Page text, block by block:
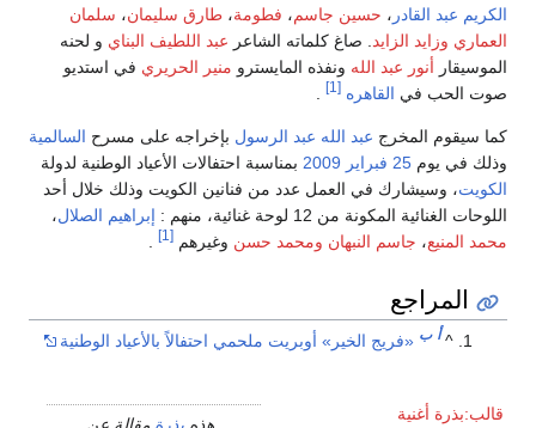
الكريم عبد القادر ، حسين جاسم، فطومة، طارق سليمان، سلمان
العماري وزايد الزايد . صاغ كلماته الشاعر عبد اللطيف البناي و لحنه
الموسيقار أنور عبد الله ونفذه المايسترو منير الحريري في استديو
صوت الحب في القاهره [1]
كما سيقوم المخرج عبد الله عبد الرسول بإخراجه على مسرح السالمية
وذلك في يوم 25 فبراير 2009 بمناسبة احتفالات الأعياد الوطنية لدولة
الكويت، وسيشارك في العمل عدد من فنانين الكويت وذلك خلال أحد
اللوحات الغنائية المكونة من 12 لوحة غنائية، منهم :
إبراهيم الصلال،
محمد المنيع، جاسم النبهان ومحمد حسن وغيرهم [1]
المراجع
^أ ب «فريج الخير» أوبريت ملحمي احتفالاً بالأعياد الوطنية
قالب:بذرة أغنية
هذه بذرة مقالة عن